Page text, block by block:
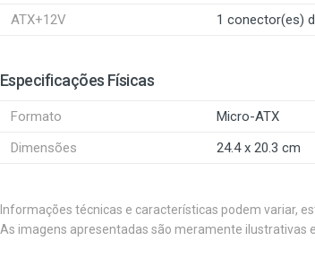
ATX+12V
1 conector(es)
Especificações Físicas
Formato
Micro-ATX
Dimensões
24.4 x 20.3 cm
Informações técnicas e características podem variar,
As imagens apresentadas são meramente ilustrativas